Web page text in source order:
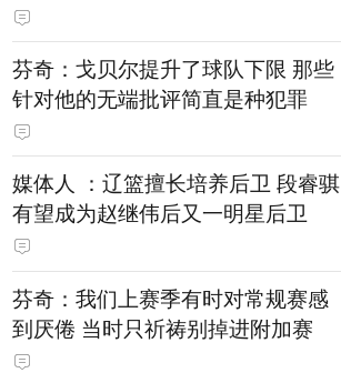
芬奇：戈贝尔提升了球队下限 那些
针对他的无端批评简直是种犯罪
媒体人 ：辽篮擅长培养后卫 段睿骐
有望成为赵继伟后又一明星后卫
芬奇：我们上赛季有时对常规赛感
到厌倦 当时只祈祷别掉进附加赛